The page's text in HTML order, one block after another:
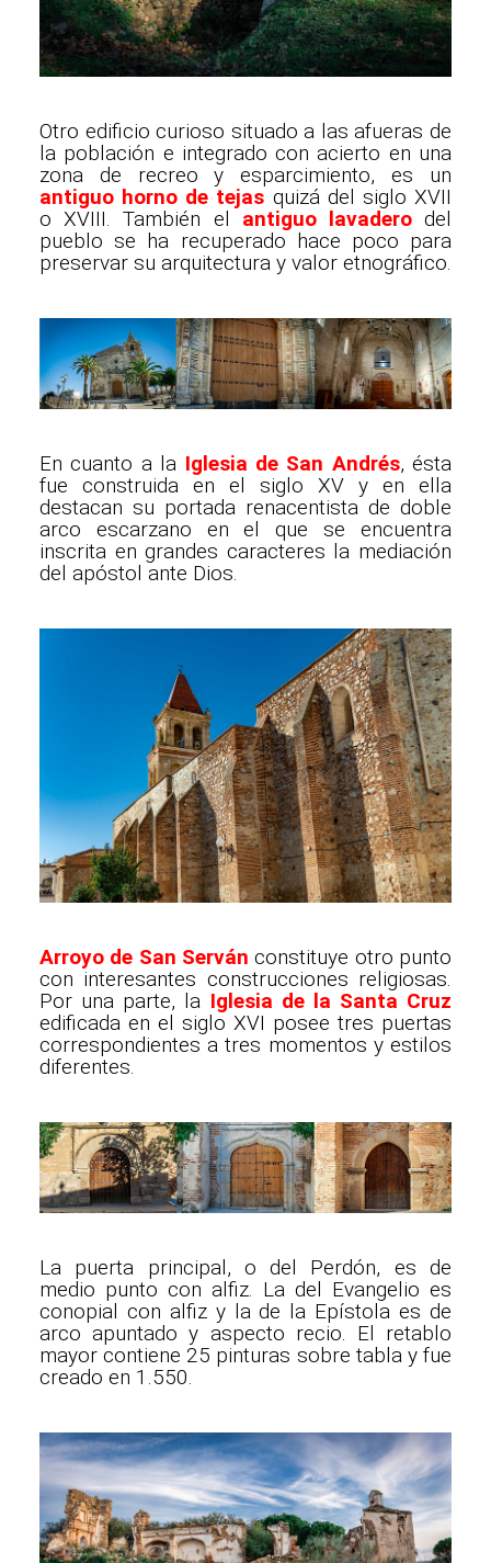
Otro edificio curioso situado a las afueras de
la población e integrado con acierto en una
zona de recreo y esparcimiento, es un
antiguo horno de tejas quizá del siglo XVII
o XVIII. También el antiguo lavaderodel
pueblo se ha recuperado hace poco para
preservar su arquitectura y valor etnográfico.
En cuanto a la Iglesia de San Andrés, ésta
fue construida en el siglo XV y en ella
destacan su portada renacentista de doble
arco escarzano en el que se encuentra
inscrita en grandes caracteres la mediación
del apóstol ante Dios.
Arroyo de San Serván constituye otro punto
con interesantes construcciones religiosas.
Por una parte, la Iglesia de la Santa Cruz
edificada en el siglo XVI posee tres puertas
correspondientes a tres momentos y estilos
diferentes.
La puerta principal, o del Perdón, es de
medio punto con alfiz. La del Evangelio es
conopial con alfiz y la de la Epístola es de
arco apuntado y aspecto recio. El retablo
mayor contiene 25 pinturas sobre tabla y fue
creado en 1.550.